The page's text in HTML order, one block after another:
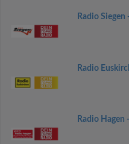
Radio
Radio
Radio Hagen